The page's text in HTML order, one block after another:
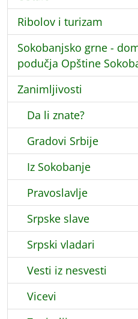
Ribolov i turizam
Sokobanjsko grne -
podučja Opštine
Zanimljivosti
Da li znate?
Gradovi Srbije
Iz Sokobanje
Pravoslavlje
Srpske slave
Srpski vladari
Vesti iz nesvesti
Vicevi